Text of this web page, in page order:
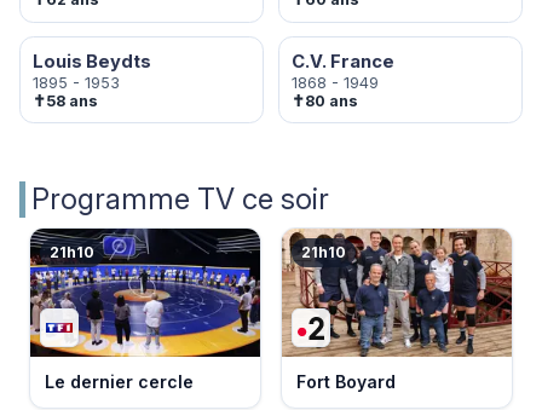
Louis Beydts
1895 - 1953
✝58 ans
C.V. France
1868 - 1949
✝80 ans
Programme TV ce soir
21h10
Le dernier cercle
21h10
Fort Boyard